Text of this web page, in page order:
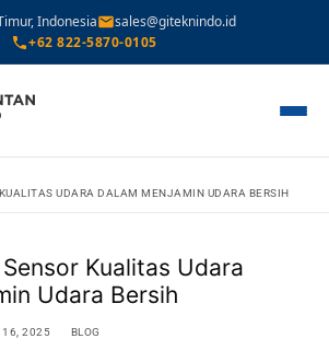
Indonesia
sales@giteknindo.id
+62 822-5870-0105
UDARA DALAM MENJAMIN UDARA BERSIH
Kualitas Udara
Udara Bersih
16, 2025 BLOG